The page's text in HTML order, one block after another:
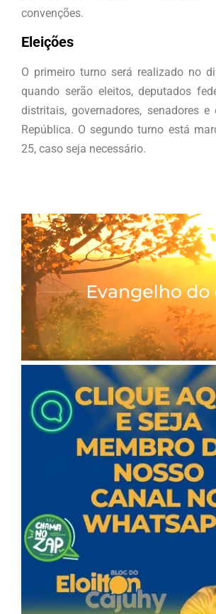
convenções.
Eleições
O primeiro turno será realizado no
quando serão eleitos, deputados
distritais, governadores, senadores e
República. O segundo turno está
25, caso seja necessário.